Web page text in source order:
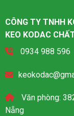
CÔNG TY TNHH
KEO KODAC
0934 988 596
Văn phòng:
Nẵng